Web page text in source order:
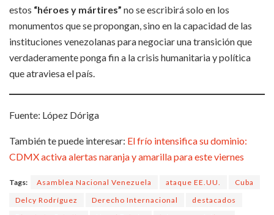
estos “héroes y mártires” no se escribirá solo en los
monumentos que se propongan, sino en la capacidad de las
instituciones venezolanas para negociar una transición que
verdaderamente ponga fin a la crisis humanitaria y política
que atraviesa el país.
Fuente: López Dóriga
También te puede interesar: El frío intensifica su dominio:
CDMX activa alertas naranja y amarilla para este viernes
Tags: Asamblea Nacional Venezuela ataque EE.UU.
Cuba
Delcy Rodríguez
Derecho Internacional
destacados